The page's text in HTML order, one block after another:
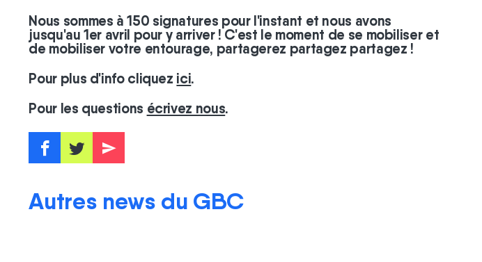
Nous sommes à 150 signatures pour l'instant et nous avons
jusqu'au 1er avril pour y arriver ! C'est le moment de se mobiliser et
de mobiliser votre entourage, partagerez partagez partagez !
Pour plus d'info cliquez ici.
Pour les questions écrivez nous.
f t e
Autres news du GBC